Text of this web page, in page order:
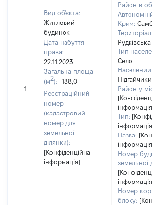
1
Вид об'єкта:
Житловий
будинок
Дата набуття
права:
22.11.2023
Загальна площа
(м2):
188,0
Реєстраційний
номер
(кадастровий
номер для
земельної
ділянки):
[Конфіденційна
інформація]
Район в
Крим:
Рудківська
Тип
Село
Населений
Підгайчики
Район у
Тип:
Назва:
Номер
земельної
Номер
блоку: